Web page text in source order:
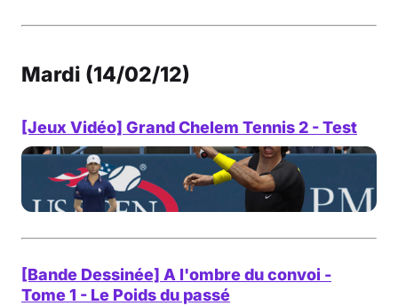
Mardi (14/02/12)
[Jeux Vidéo] Grand Chelem Tennis 2 - Test
[Bande Dessinée] A l'ombre du convoi -
Tome 1 - Le Poids du passé